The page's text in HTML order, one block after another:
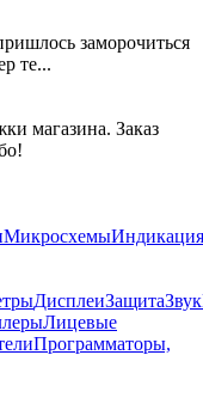
заморочиться
те...
магазина. Заказ
МикросхемыИндикация
ДисплеиЗащитаЗвук
Лицевые
Программаторы,